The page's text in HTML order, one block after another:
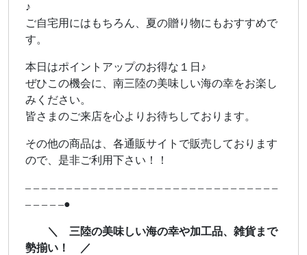
♪
ご自宅用にはもちろん、夏の贈り物にもおすすめで
す。
本日はポイントアップのお得な１日♪
ぜひこの機会に、南三陸の美味しい海の幸をお楽し
みください。
皆さまのご来店を心よりお待ちしております。
その他の商品は、各通販サイトで販売しております
ので、是非ご利用下さい！！
– – – – – – – – – – – – – – – – – – – – – – – – – – – – – – –
– – – – –●
＼ 三陸の美味しい海の幸や加工品、雑貨まで
勢揃い！ ／